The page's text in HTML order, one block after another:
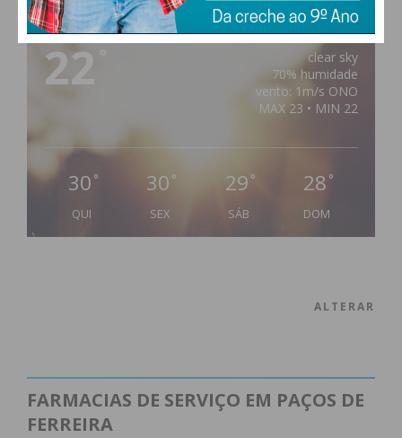
PAÇOS DE FERREIRA
22
clear sky
70% humidade
vento: 1m/s ONO
MAX 23 • MIN 22
30 °
QUI
30 °
SEX
29 °
SÁB
28 °
DOM
ALTERAR
FARMACIAS DE SERVIÇO EM PAÇOS DE
FERREIRA